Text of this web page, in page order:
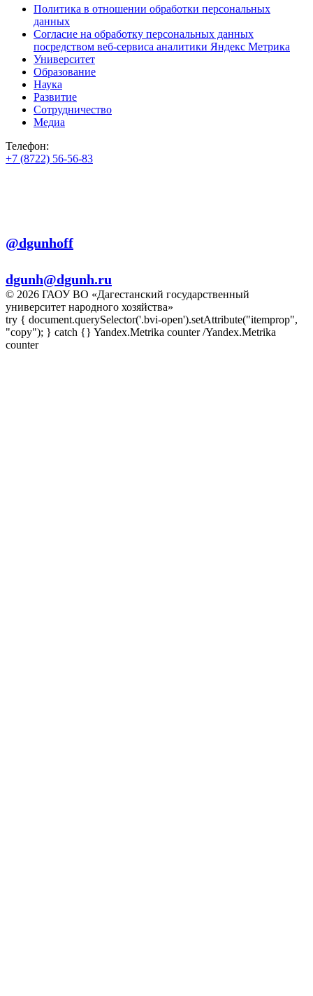
Политика в отношении обработки персональных
данных
Согласие на обработку персональных данных
посредством веб-сервиса аналитики Яндекс Метрика
Университет
Образование
Наука
Развитие
Сотрудничество
Медиа
Телефон:
+7 (8722) 56-56-83
@dgunhoff
dgunh@dgunh.ru
© 2026 ГАОУ ВО «Дагестанский государственный
университет народного хозяйства»
try { document.querySelector('.bvi-open').setAttribute("itemprop",
"copy"); } catch {} Yandex.Metrika counter/Yandex.Metrika
counter